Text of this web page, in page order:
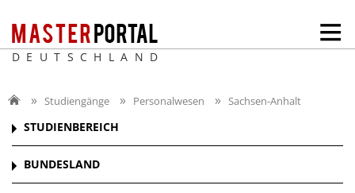
DEUTSCHLAND
Studiengänge Personalwesen Sachsen-Anhalt
STUDIENBEREICH
BUNDESLAND